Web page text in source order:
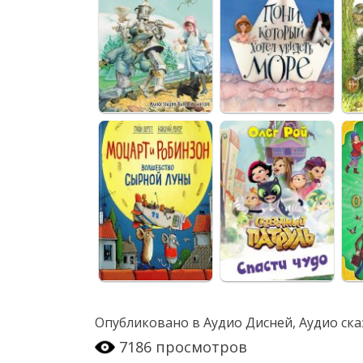
Опубликовано в Аудио Дисней, Аудио
7186 просмотров